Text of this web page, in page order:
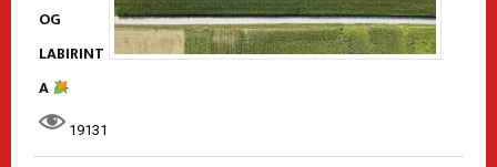
OG
LABIRINT
A
19131